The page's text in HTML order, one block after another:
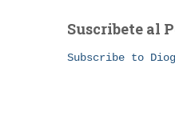
Suscribete al
Subscribe to